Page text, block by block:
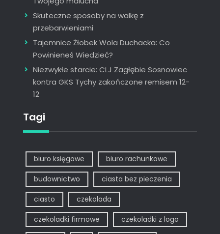
Skuteczne sposoby na walkę z
przebarwieniami
Tajemnice Żłobek Wola Duchacka: Co
Powinieneś Wiedzieć?
Niezwykłe starcie: CLJ Zagłębie Sosnowiec
kontra GKS Tychy zakończone remisem 12-
12
Tagi
biuro księgowe biuro rachunkowe
budownictwo ciasta bez pieczenia
ciasto czekolada
czekoladki firmowe czekoladki z logo